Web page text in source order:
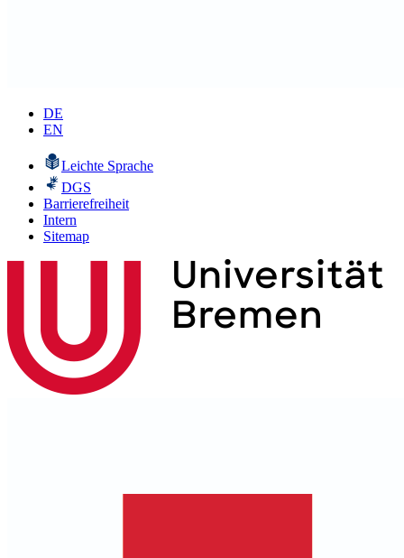
DE
EN
Leichte Sprache
DGS
Barrierefreiheit
Intern
Sitemap